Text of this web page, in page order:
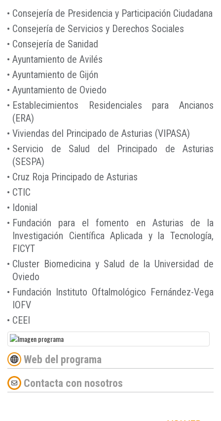
Consejería de Presidencia y Participación Ciudadana
Consejería de Servicios y Derechos Sociales
Consejería de Sanidad
Ayuntamiento de Avilés
Ayuntamiento de Gijón
Ayuntamiento de Oviedo
Establecimientos Residenciales para Ancianos
(ERA)
Viviendas del Principado de Asturias (VIPASA)
Servicio de Salud del Principado de Asturias
(SESPA)
Cruz Roja Principado de Asturias
CTIC
Idonial
Fundación para el fomento en Asturias de la
Investigación Científica Aplicada y la Tecnología,
FICYT
Cluster Biomedicina y Salud de la Universidad de
Oviedo
Fundación Instituto Oftalmológico Fernández-Vega
IOFV
CEEI
Web del programa
Contacta con nosotros